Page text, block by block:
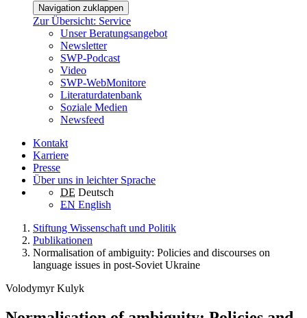
Navigation zuklappen
Zur Übersicht: Service
Unser Beratungsangebot
Newsletter
SWP-Podcast
Video
SWP-WebMonitore
Literaturdatenbank
Soziale Medien
Newsfeed
Kontakt
Karriere
Presse
Über uns in leichter Sprache
DE Deutsch
EN English
Stiftung Wissenschaft und Politik
Publikationen
Normalisation of ambiguity: Policies and discourses on
language issues in post-Soviet Ukraine
Volodymyr Kulyk